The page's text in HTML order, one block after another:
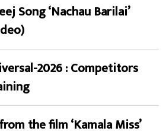
Song ‘Nachau Barilai’
2026 : Competitors
the film ‘Kamala Miss’